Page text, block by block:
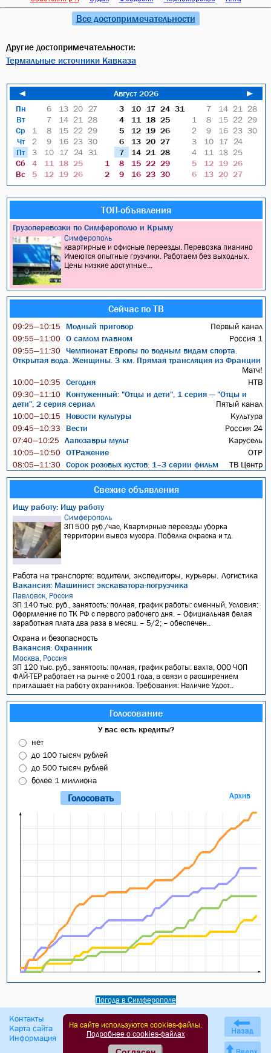
Все достопримечательности
Другие достопримечательности:
Термальные источники Кавказа
◄ Август 2026
►
Пн
Вт
Ср
Чт
Пт
Сб
Вс
6 13 20
27
7
14 21
28
1
8 15 22 29
2
9 16 23 30
3
10 17 24 31
4
11 18 25
5
12 19 26
3 10 17 24 31
4
11 18 25
5
12 19 26
6
13 20 27
7
14 21
28
1
8 15 22 29
2
9 16 23 30
7 14 21
28
1
8 15 22 29
2
9 16 23 30
3
10 17
24
4
11 18 25
5
12 19 26
6
13 20 27
ТОП-объявления
Грузоперевозки по Симферополю и Крыму
Симферополь
квартирные и офисные переезды. Перевозка пианино
Имеются опытные грузчики. Работаем без выходных.
Цены низкие доступные...
Сейчас по ТВ
09:25—10:15 Модный приговор Первый канал
09:55—11:00 О самом главном Россия 1
09:55—11:30
Чемпионат Европы по водным видам спорта.
Открытая вода. Женщины. 3 км. Прямая трансляция из Франции
Матч!
10:00—10:35 Сегодня НТВ
09:30—11:10
Контуженный: "Отцы и дети", 1 серия — "Отцы и
дети", 2 серия сериал
Пятый канал
10:00—10:15 Новости культуры Культура
09:45—10:33 Вести Россия 24
07:40—10:25 Лапозавры мульт Карусель
10:05—10:50 ОТРажение ОТР
08:05—11:30 Сорок розовых кустов: 1–3 серии фильм ТВ Центр
Свежие объявления
Ищу работу: Ищу работу
Симферополь
ЗП 500 руб./час, Квартирные переезды уборка
территории вывоз мусора. Побелка окраска и тд.
Работа на транспорте: водители, экспедиторы, курьеры. Логистика
Вакансия: Машинист экскаватора-погрузчика
Павловск, Россия
ЗП 140 тыс. руб., занятость: полная, график работы: сменный, Условия:
Оформление по ТК РФ с первого рабочего дня. – Официальная белая
заработная плата два раза в месяц. – 5/2; – обеспечен..
Охрана и безопасность
Вакансия: Охранник
Москва, Россия
ЗП 120 тыс. руб., занятость: полная, график работы: вахта, ООО ЧОП
ФАЙ-ТЕР работает на рынке с 2001 года, в связи с расширением
приглашает на работу охранников. Требования: Наличие Удост..
Голосование
У вас есть кредиты?
нет
до 100 тысяч рублей
до 500 тысяч рублей
более 1 миллиона
Архив
Погода в Симферополе
Контакты
Карта сайта
Информация
Оферта сайта
Политика обработки ПД
На сайте используются cookies-файлы.
Подробнее о cookies-файлах